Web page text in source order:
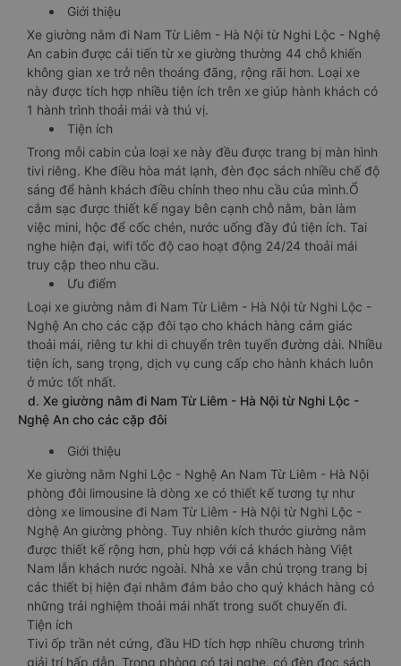
Giới thiệu
Xe giường nằm đi Nam Từ Liêm - Hà Nội từ Nghi Lộc - Nghệ
An cabin được cải tiến từ xe giường thường 44 chỗ khiến
không gian xe trở nên thoáng đãng, rộng rãi hơn. Loại xe
này được tích hợp nhiều tiện ích trên xe giúp hành khách có
1 hành trình thoải mái và thú vị.
Tiện ích
Trong mỗi cabin của loại xe này đều được trang bị màn hình
tivi riêng. Khe điều hòa mát lạnh, đèn đọc sách nhiều chế độ
sáng để hành khách điều chỉnh theo nhu cầu của mình.Ổ
cắm sạc được thiết kế ngay bên cạnh chỗ nằm, bàn làm
việc mini, hộc để cốc chén, nước uống đầy đủ tiện ích. Tai
nghe hiện đại, wifi tốc độ cao hoạt động 24/24 thoải mái
truy cập theo nhu cầu.
Ưu điểm
Loại xe giường nằm đi Nam Từ Liêm - Hà Nội từ Nghi Lộc -
Nghệ An cho các cặp đôi tạo cho khách hàng cảm giác
thoải mái, riêng tư khi di chuyển trên tuyến đường dài. Nhiều
tiện ích, sang trọng, dịch vụ cung cấp cho hành khách luôn
ở mức tốt nhất.
d. Xe giường nằm đi Nam Từ Liêm - Hà Nội từ Nghi Lộc -
Nghệ An cho các cặp đôi
Giới thiệu
Xe giường nằm Nghi Lộc - Nghệ An Nam Từ Liêm - Hà Nội
phòng đôi limousine là dòng xe có thiết kế tương tự như
dòng xe limousine đi Nam Từ Liêm - Hà Nội từ Nghi Lộc -
Nghệ An giường phòng. Tuy nhiên kích thước giường nằm
được thiết kế rộng hơn, phù hợp với cả khách hàng Việt
Nam lẫn khách nước ngoài. Nhà xe vẫn chú trọng trang bị
các thiết bị hiện đại nhằm đảm bảo cho quý khách hàng có
những trải nghiệm thoải mái nhất trong suốt chuyến đi.
Tiện ích
Tivi ốp trần nét cứng, đầu HD tích hợp nhiều chương trình
giải trí hấp dẫn. Trong phòng có tai nghe, có đèn đọc sách